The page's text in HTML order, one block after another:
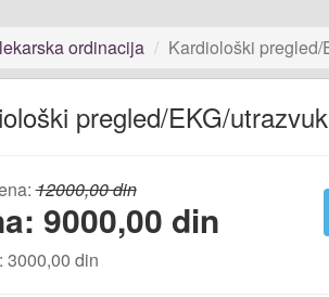
ordinacija Kardiološki pregled/
pregled/EKG/
12000,00 din
9000,00 din
3000,00 din